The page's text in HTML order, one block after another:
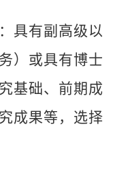
具有副高级以
）或具有博士
基础、前期成
成果等，选择